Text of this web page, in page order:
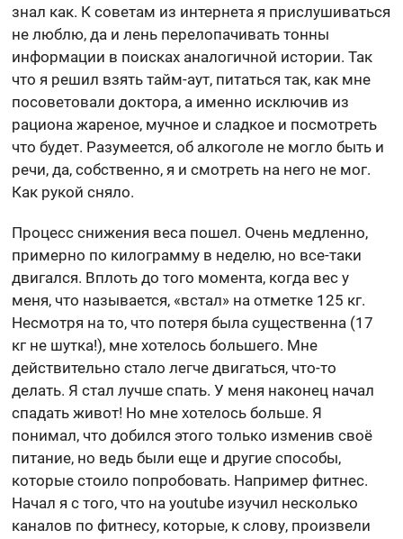
знал как. К советам из интернета я прислушиваться
не люблю, да и лень перелопачивать тонны
информации в поисках аналогичной истории. Так
что я решил взять тайм-аут, питаться так, как мне
посоветовали доктора, а именно исключив из
рациона жареное, мучное и сладкое и посмотреть
что будет. Разумеется, об алкоголе не могло быть и
речи, да, собственно, я и смотреть на него не мог.
Как рукой сняло.
Процесс снижения веса пошел. Очень медленно,
примерно по килограмму в неделю, но все-таки
двигался. Вплоть до того момента, когда вес у
меня, что называется, «встал» на отметке 125 кг.
Несмотря на то, что потеря была существенна (17
кг не шутка!), мне хотелось большего. Мне
действительно стало легче двигаться, что-то
делать. Я стал лучше спать. У меня наконец начал
спадать живот! Но мне хотелось больше. Я
понимал, что добился этого только изменив своё
питание, но ведь были еще и другие способы,
которые стоило попробовать. Например фитнес.
Начал я с того, что на youtube изучил несколько
каналов по фитнесу, которые, к слову, произвели